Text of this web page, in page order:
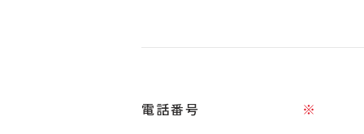
電話番号 ※